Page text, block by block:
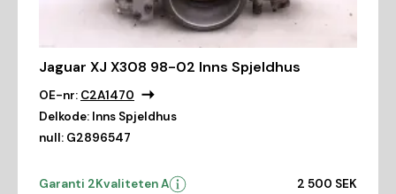
Jaguar XJ X308 98-02 Inns Spjeldhus
OE-nr: C2A1470
Delkode: Inns Spjeldhus
null: G2896547
Garanti 2Kvaliteten A 2 500 SEK